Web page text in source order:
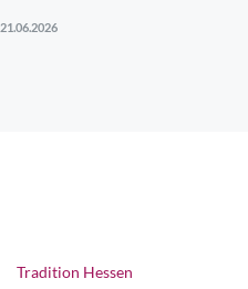
21.06.2026
Tradition Hessen